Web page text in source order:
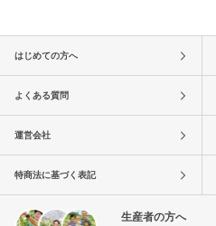
はじめての方へ
よくある質問
運営会社
特商法に基づく表記
生産者の方へ